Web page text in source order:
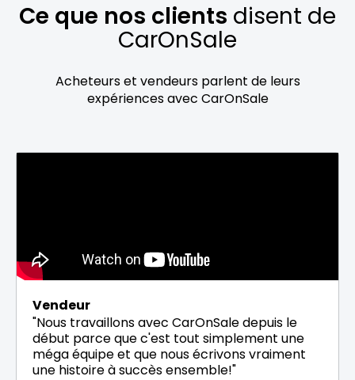
Ce que nos clients disent de
CarOnSale
Acheteurs et vendeurs parlent de leurs
expériences avec CarOnSale
Vendeur
"Nous travaillons avec CarOnSale depuis le
début parce que c'est tout simplement une
méga équipe et que nous écrivons vraiment
une histoire à succès ensemble!"